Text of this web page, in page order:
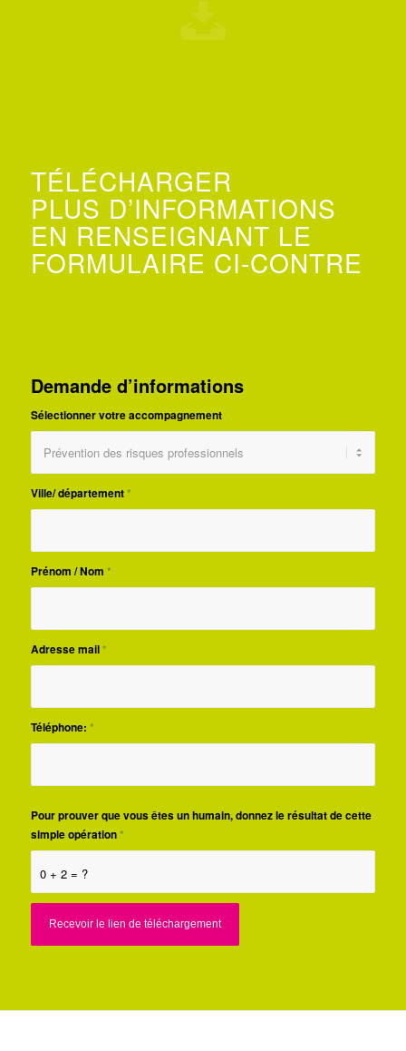
TÉLÉCHARGER
PLUS D’INFORMATIONS
EN RENSEIGNANT LE
FORMULAIRE CI-CONTRE
Demande d’informations
Sélectionner votre accompagnement
Ville/ département*
Prénom / Nom *
Adresse mail*
Téléphone: *
0 + 2 = ?
Pour prouver que vous êtes un humain, donnez le résultat de cette
simple opération*